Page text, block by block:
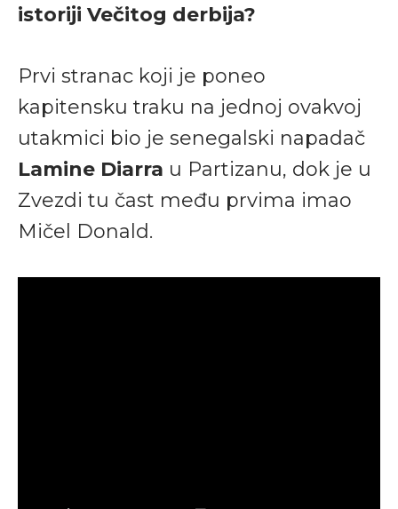
istoriji Večitog derbija?
Prvi stranac koji je poneo
kapitensku traku na jednoj ovakvoj
utakmici bio je senegalski napadač
Lamine Diarra u Partizanu, dok je u
Zvezdi tu čast među prvima imao
Mičel Donald.